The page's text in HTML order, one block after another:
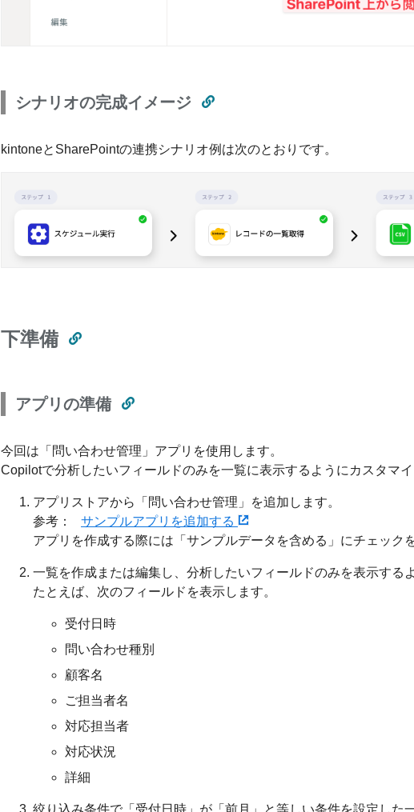
シナリオの完成イメージ
kintoneとSharePointの連携シナリオ例は次のとおりです。
下準備
アプリの準備
今回は「問い合わせ管理」アプリを使用します。
Copilotで分析したいフィールドのみを一覧に表示するようにカスタマ
アプリストアから「問い合わせ管理」を追加します。
参考：
サンプルアプリを追加する
アプリを作成する際には「サンプルデータを含める」にチェック
一覧を作成または編集し、分析したいフィールドのみを表示する
たとえば、次のフィールドを表示します。
受付日時
問い合わせ種別
顧客名
ご担当者名
対応担当者
対応状況
詳細
絞り込み条件で 「受付日時」 が「前月」と等しい条件を設定した